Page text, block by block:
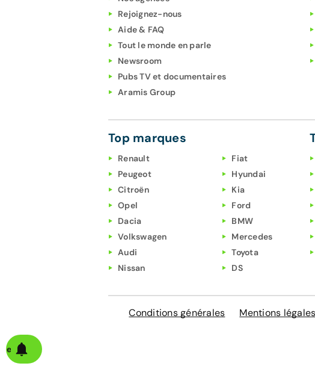
Rejoignez-nous
Aide & FAQ
Tout le monde en parle
Newsroom
Pubs TV et documentaires
Aramis Group
Top marques
Renault
Peugeot
Citroën
Opel
Dacia
Volkswagen
Audi
Nissan
Fiat
Hyundai
Kia
Ford
BMW
Mercedes
Toyota
DS
Conditions générales Mentions légales